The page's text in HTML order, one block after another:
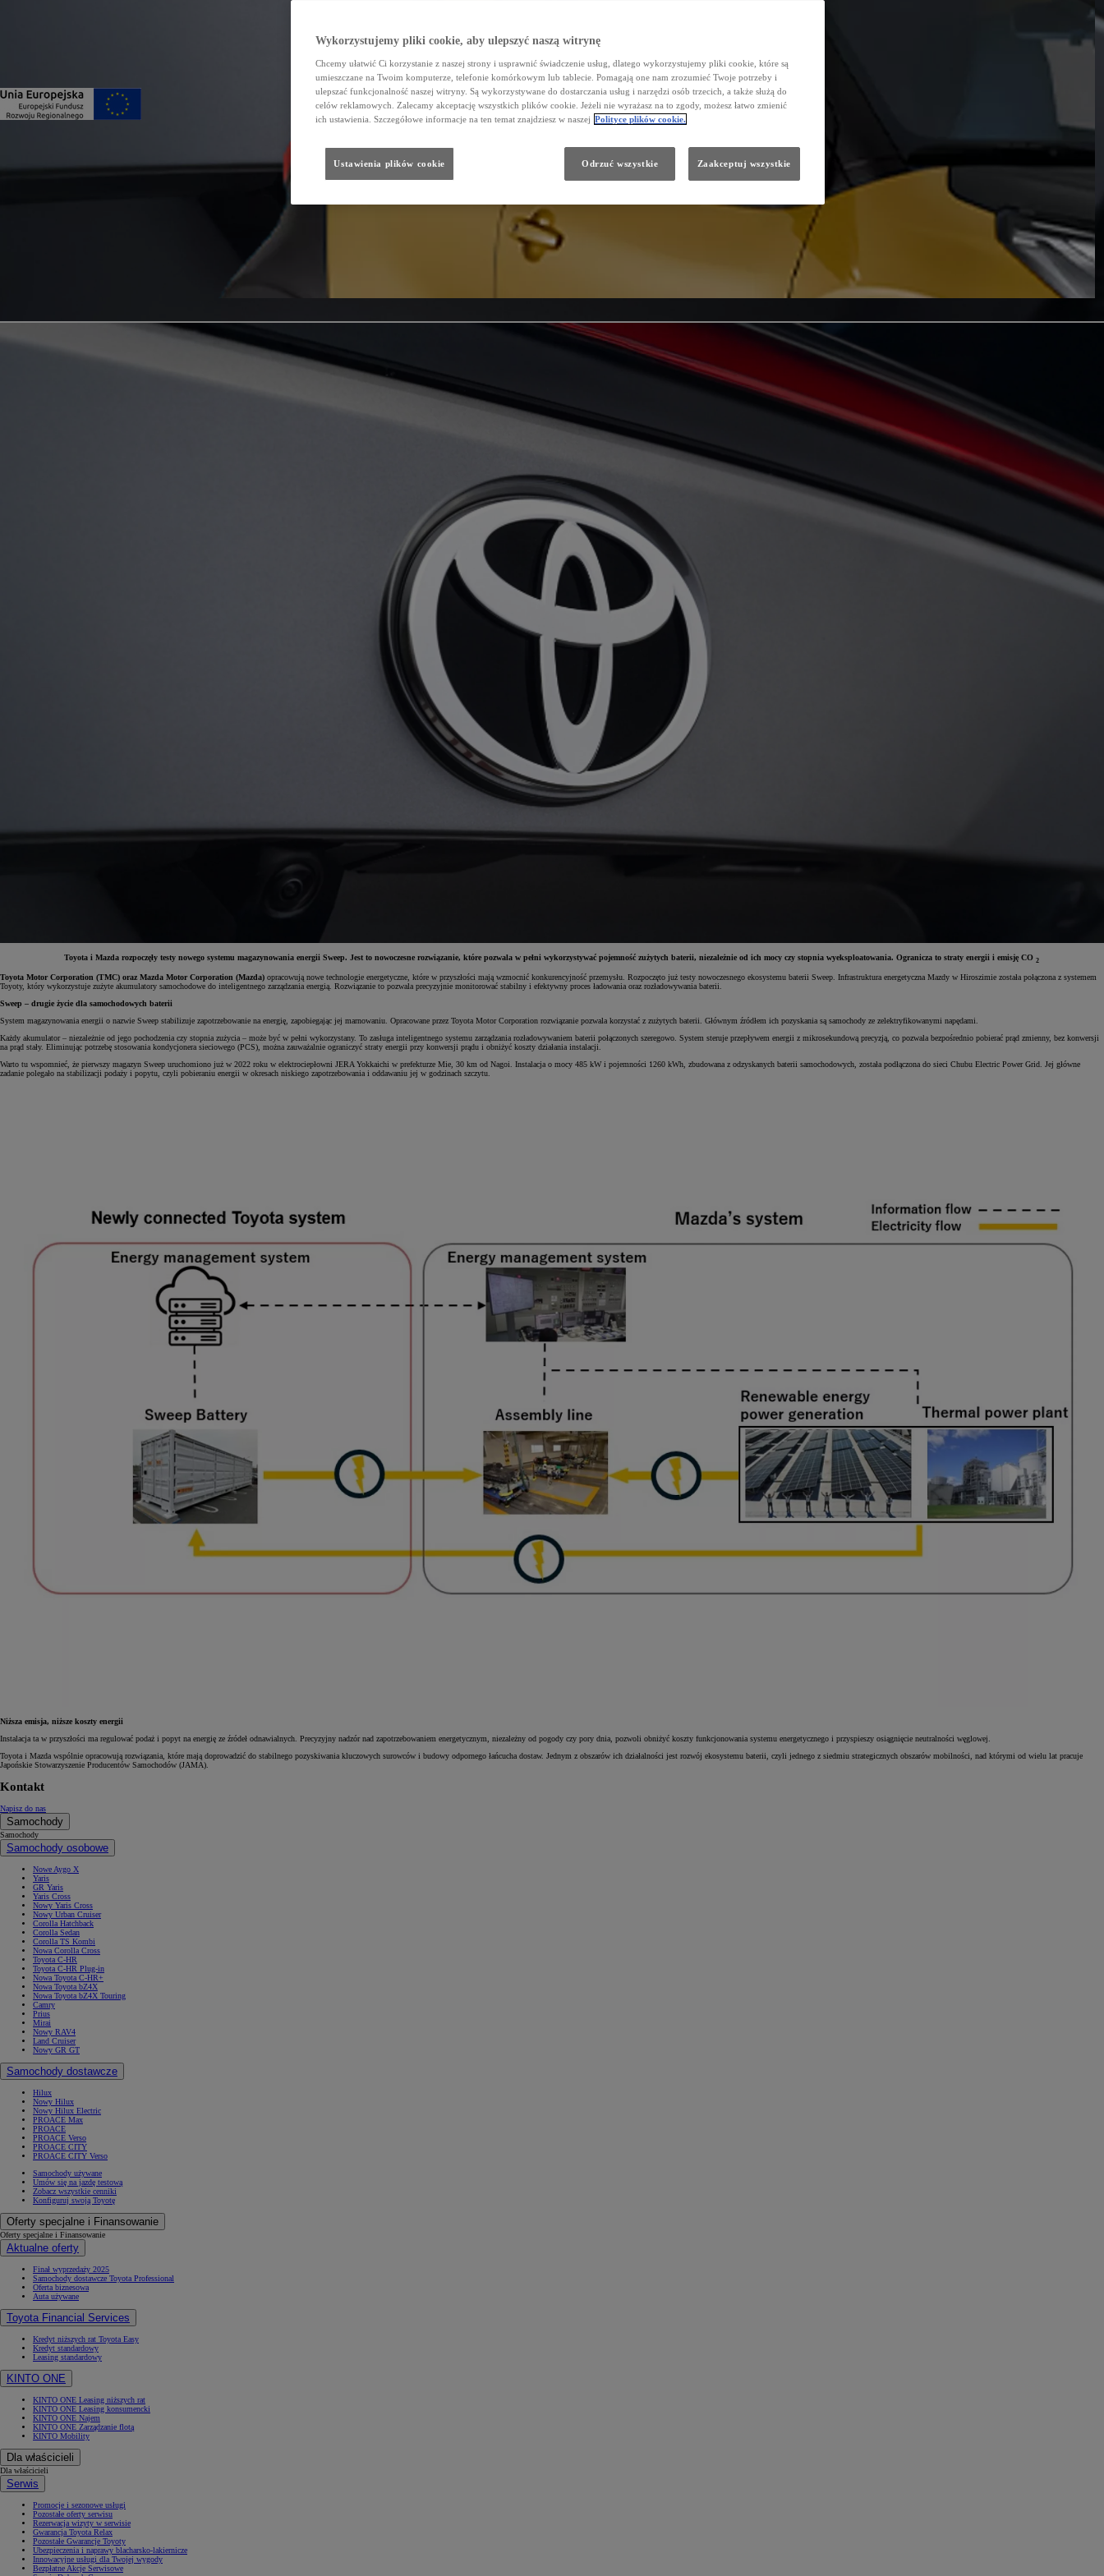
Od
81 900 zł
HYBRID
Od105 300 zł
Corolla Hatchback
HYBRID
Toyota i Mazda rozpoczęły testy nowego systemu magazynowania energii Sweep. Jest to nowoczesne rozwiązanie, które pozwala w pełni wykorzystywać pojemność zużytych baterii, niezależnie od ich mocy czy stopnia wyeksploatowania. Ogranicza to straty energii i emisję CO 2
Toyota Motor Corporation (TMC) oraz Mazda Motor Corporation (Mazda) opracowują nowe technologie energetyczne, które w przyszłości mają wzmocnić konkurencyjność przemysłu. Rozpoczęto już testy nowoczesnego ekosystemu baterii Sweep. Infrastruktura energetyczna Mazdy w Hiroszimie została połączona z systemem
Toyoty, który wykorzystuje zużyte akumulatory samochodowe do inteligentnego zarządzania energią. Rozwiązanie to pozwala precyzyjnie monitorować stabilny i efektywny proces ładowania oraz rozładowywania baterii.
Sweep – drugie życie dla samochodowych baterii
System magazynowania energii o nazwie Sweep stabilizuje zapotrzebowanie na energię, zapobiegając jej marnowaniu. Opracowane przez Toyota Motor Corporation rozwiązanie pozwala korzystać z zużytych baterii. Głównym źródłem ich pozyskania są samochody ze zelektryfikowanymi napędami.
Każdy akumulator – niezależnie od jego pochodzenia czy stopnia zużycia – może być w pełni wykorzystany. To zasługa inteligentnego systemu zarządzania rozładowywaniem baterii połączonych szeregowo. System steruje przepływem energii z mikrosekundową precyzją, co pozwala bezpośrednio pobierać prąd zmienny, bez konwersji
na prąd stały. Eliminując potrzebę stosowania kondycjonera sieciowego (PCS), można zauważalnie ograniczyć straty energii przy konwersji prądu i obniżyć koszty działania instalacji.
Warto tu wspomnieć, że pierwszy magazyn Sweep uruchomiono już w 2022 roku w elektrociepłowni JERA Yokkaichi w prefekturze Mie, 30 km od Nagoi. Instalacja o mocy 485 kW i pojemności 1260 kWh, zbudowana z odzyskanych baterii samochodowych, została podłączona do sieci Chubu Electric Power Grid. Jej główne
zadanie polegało na stabilizacji podaży i popytu, czyli pobieraniu energii w okresach niskiego zapotrzebowania i oddawaniu jej w godzinach szczytu.
Niższa emisja, niższe koszty energii
Instalacja ta w przyszłości ma regulować podaż i popyt na energię ze źródeł odnawialnych. Precyzyjny nadzór nad zapotrzebowaniem energetycznym, niezależny od pogody czy pory dnia, pozwoli obniżyć koszty funkcjonowania systemu energetycznego i przyspieszy osiągnięcie neutralności węglowej.
Toyota i Mazda wspólnie opracowują rozwiązania, które mają doprowadzić do stabilnego pozyskiwania kluczowych surowców i budowy odpornego łańcucha dostaw. Jednym z obszarów ich działalności jest rozwój ekosystemu baterii, czyli jednego z siedmiu strategicznych obszarów mobilności, nad którymi od wielu lat pracuje
Japońskie Stowarzyszenie Producentów Samochodów (JAMA).
Kontakt
Napisz do nas
Samochody
Samochody
Samochody osobowe
Nowe Aygo X
Yaris
GR Yaris
Yaris Cross
Nowy Yaris Cross
Nowy Urban Cruiser
Corolla Hatchback
Corolla Sedan
Corolla TS Kombi
Nowa Corolla Cross
Toyota C-HR
Toyota C-HR Plug-in
Nowa Toyota C-HR+
Nowa Toyota bZ4X
Nowa Toyota bZ4X Touring
Camry
Prius
Mirai
Nowy RAV4
Land Cruiser
Nowy GR GT
Samochody dostawcze
Hilux
Nowy Hilux
Nowy Hilux Electric
PROACE Max
PROACE
PROACE Verso
PROACE CITY
PROACE CITY Verso
Samochody używane
Umów się na jazdę testową
Zobacz wszystkie cenniki
Konfiguruj swoją Toyotę
Oferty specjalne i Finansowanie
Oferty specjalne i Finansowanie
Aktualne oferty
Finał wyprzedaży 2025
Samochody dostawcze Toyota Professional
Oferta biznesowa
Auta używane
Toyota Financial Services
Kredyt niższych rat Toyota Easy
Kredyt standardowy
Leasing standardowy
KINTO ONE
KINTO ONE Leasing niższych rat
KINTO ONE Leasing konsumencki
KINTO ONE Najem
KINTO ONE Zarządzanie flotą
KINTO Mobility
Dla właścicieli
Dla właścicieli
Serwis
Promocje i sezonowe usługi
Pozostałe oferty serwisu
Rezerwacja wizyty w serwisie
Gwarancja Toyota Relax
Pozostałe Gwarancje Toyoty
Ubezpieczenia i naprawy blacharsko-lakiernicze
Innowacyjne usługi dla Twojej wygody
Bezpłatne Akcje Serwisowe
Wykorzystujemy pliki cookie, aby ulepszyć naszą witrynę
Chcemy ułatwić Ci korzystanie z naszej strony i usprawnić świadczenie usług, dlatego wykorzystujemy pliki cookie, które są
umieszczane na Twoim komputerze, telefonie komórkowym lub tablecie. Pomagają one nam zrozumieć Twoje potrzeby i
ulepszać funkcjonalność naszej witryny. Są wykorzystywane do dostarczania usług i narzędzi osób trzecich, a także służą do
celów reklamowych. Zalecamy akceptację wszystkich plików cookie. Jeżeli nie wyrażasz na to zgody, możesz łatwo zmienić
ich ustawienia. Szczegółowe informacje na ten temat znajdziesz w naszej Polityce plików cookie.
Ustawienia plików cookie Odrzuć wszystkie Zaakceptuj wszystkie